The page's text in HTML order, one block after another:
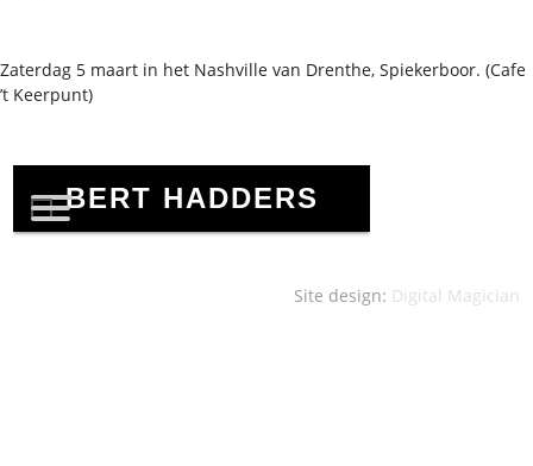
Zaterdag 5 maart in het Nashville van Drenthe, Spiekerboor. (Cafe
’t Keerpunt)
Site design: Digital Magician